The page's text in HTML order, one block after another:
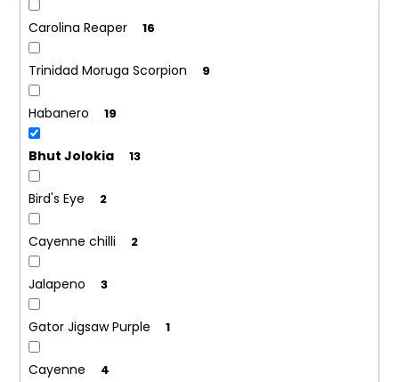
Carolina Reaper 16
Trinidad Moruga Scorpion 9
Habanero 19
Bhut Jolokia 13
Bird's Eye 2
Cayenne chilli 2
Jalapeno 3
Gator Jigsaw Purple 1
Cayenne 4